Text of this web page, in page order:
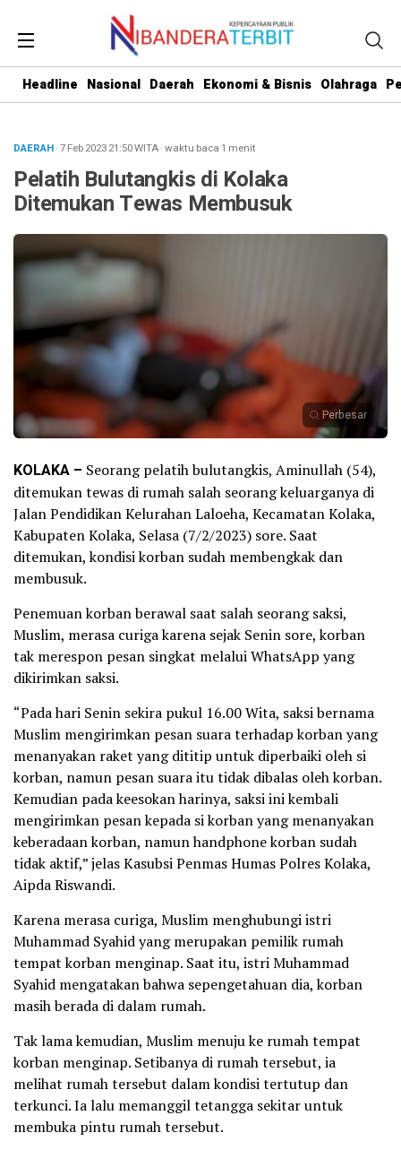
Headline Nasional Daerah Ekonomi & Bisnis Olahraga
DAERAH· 7 Feb 202321:50WITA·waktu baca 1 menit
Pelatih Bulutangkis di Kolaka
Ditemukan Tewas Membusuk
Perbesar
KOLAKA – Seorang pelatih bulutangkis, Aminullah (54),
ditemukan tewas di rumah salah seorang keluarganya di
Jalan Pendidikan Kelurahan Laloeha, Kecamatan Kolaka,
Kabupaten Kolaka, Selasa (7/2/2023) sore. Saat
ditemukan, kondisi korban sudah membengkak dan
membusuk.
Penemuan korban berawal saat salah seorang saksi,
Muslim, merasa curiga karena sejak Senin sore, korban
tak merespon pesan singkat melalui WhatsApp yang
dikirimkan saksi.
“Pada hari Senin sekira pukul 16.00 Wita, saksi bernama
Muslim mengirimkan pesan suara terhadap korban yang
menanyakan raket yang dititip untuk diperbaiki oleh si
korban, namun pesan suara itu tidak dibalas oleh korban.
Kemudian pada keesokan harinya, saksi ini kembali
mengirimkan pesan kepada si korban yang menanyakan
keberadaan korban, namun handphone korban sudah
tidak aktif,” jelas Kasubsi Penmas Humas Polres Kolaka,
Aipda Riswandi.
Karena merasa curiga, Muslim menghubungi istri
Muhammad Syahid yang merupakan pemilik rumah
tempat korban menginap. Saat itu, istri Muhammad
Syahid mengatakan bahwa sepengetahuan dia, korban
masih berada di dalam rumah.
Tak lama kemudian, Muslim menuju ke rumah tempat
korban menginap. Setibanya di rumah tersebut, ia
melihat rumah tersebut dalam kondisi tertutup dan
terkunci. Ia lalu memanggil tetangga sekitar untuk
membuka pintu rumah tersebut.